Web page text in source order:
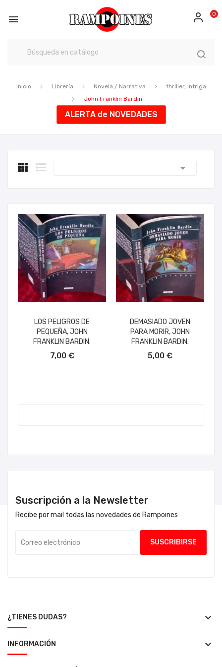
 0
Inicio Librería Novela / Narrativa
thriller, intriga
John Franklin Bardin
ALERTA de NOVEDADES

LOS PELIGROS DE
PEQUEÑA, JOHN
FRANKLIN BARDIN.
7,00 €
DEMASIADO JOVEN
PARA MORIR, JOHN
FRANKLIN BARDIN.
5,00 €
Suscripción a la Newsletter
Recibe por mail todas las novedades de Rampoines
¿TIENES DUDAS? keyboard_arrow_down
INFORMACIÓN keyboard_arrow_down